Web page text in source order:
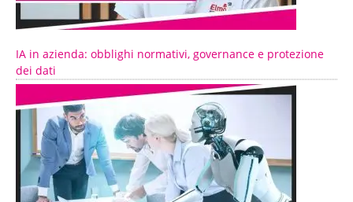
IA in azienda: obblighi normativi, governance e protezione
dei dati